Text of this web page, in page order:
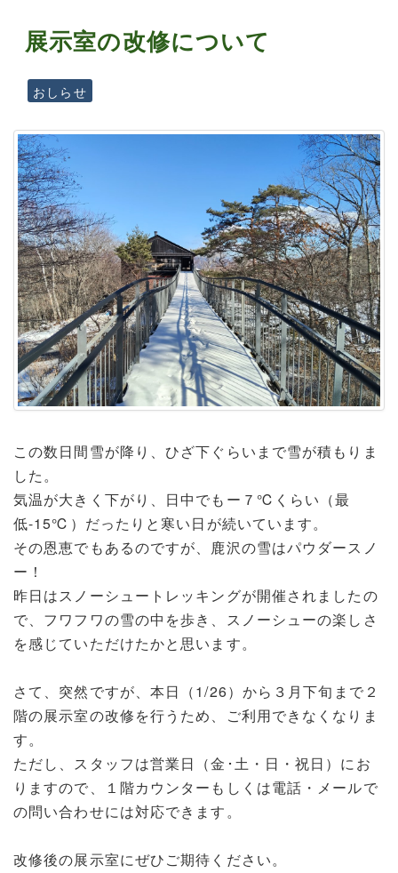
展示室の改修について
おしらせ
この数日間雪が降り、ひざ下ぐらいまで雪が積もりま
した。
気温が大きく下がり、日中でもー７℃くらい（最
低-15℃）だったりと寒い日が続いています。
その恩恵でもあるのですが、鹿沢の雪はパウダースノ
ー！
昨日はスノーシュートレッキングが開催されましたの
で、フワフワの雪の中を歩き、スノーシューの楽しさ
を感じていただけたかと思います。
さて、突然ですが、本日（1/26）から３月下旬まで２
階の展示室の改修を行うため、ご利用できなくなりま
す。
ただし、スタッフは営業日（金･土・日・祝日）にお
りますので、１階カウンターもしくは電話・メールで
の問い合わせには対応できます。
改修後の展示室にぜひご期待ください。